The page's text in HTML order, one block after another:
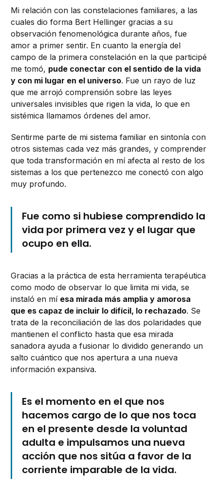
Mi relación con las constelaciones familiares, a las
cuales dio forma Bert Hellinger gracias a su
observación fenomenológica durante años, fue
amor a primer sentir. En cuanto la energía del
campo de la primera constelación en la que participé
me tomó, pude conectar con el sentido de la vida
y con mi lugar en el universo. Fue un rayo de luz
que me arrojó comprensión sobre las leyes
universales invisibles que rigen la vida, lo que en
sistémica llamamos órdenes del amor.
Sentirme parte de mi sistema familiar en sintonía con
otros sistemas cada vez más grandes, y comprender
que toda transformación en mí afecta al resto de los
sistemas a los que pertenezco me conectó con algo
muy profundo.
Fue como si hubiese comprendido la
vida por primera vez y el lugar que
ocupo en ella.
Gracias a la práctica de esta herramienta terapéutica
como modo de observar lo que limita mi vida, se
instaló en mí esa mirada más amplia y amorosa
que es capaz de incluir lo difícil, lo rechazado. Se
trata de la reconciliación de las dos polaridades que
mantienen el conflicto hasta que esa mirada
sanadora ayuda a fusionar lo dividido generando un
salto cuántico que nos apertura a una nueva
información expansiva.
Es el momento en el que nos
hacemos cargo de lo que nos toca
en el presente desde la voluntad
adulta e impulsamos una nueva
acción que nos sitúa a favor de la
corriente imparable de la vida.